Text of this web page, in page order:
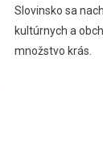
Slovinsko sa
kultúrnych a
množstvo krás.